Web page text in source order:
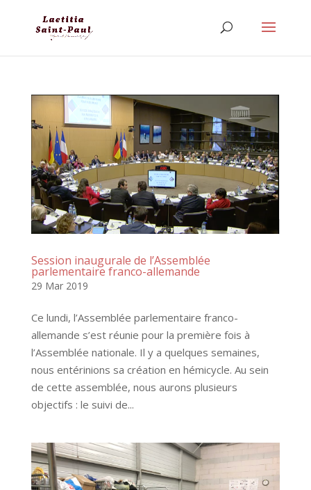
Session inaugurale de l’Assemblée
parlementaire franco-allemande
29 Mar 2019
Ce lundi, l’Assemblée parlementaire franco-
allemande s’est réunie pour la première fois à
l’Assemblée nationale. Il y a quelques semaines,
nous entérinions sa création en hémicycle. Au sein
de cette assemblée, nous aurons plusieurs
objectifs : le suivi de...